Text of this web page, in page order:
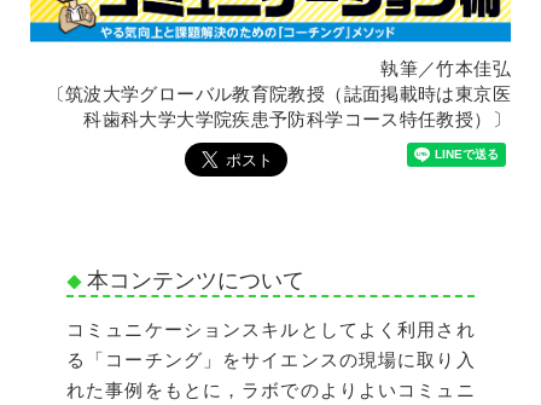
執筆／竹本佳弘
〔筑波大学グローバル教育院教授（誌面掲載時は東京医
科歯科大学大学院疾患予防科学コース特任教授）〕
本コンテンツについて
コミュニケーションスキルとしてよく利用され
る「コーチング」をサイエンスの現場に取り入
れた事例をもとに，ラボでのよりよいコミュニ